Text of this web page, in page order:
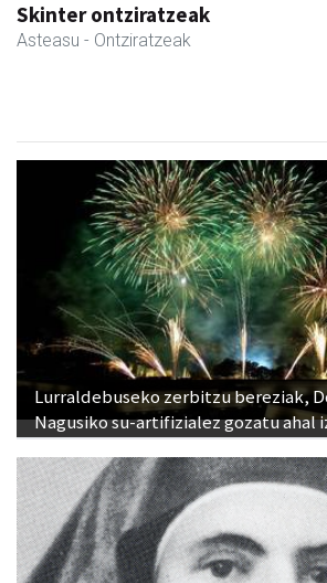
Skinter ontziratzeak
Asteasu - Ontziratzeak
Lurraldebuseko zerbitzu bereziak,
Nagusiko su-artifizialez gozatu ahal